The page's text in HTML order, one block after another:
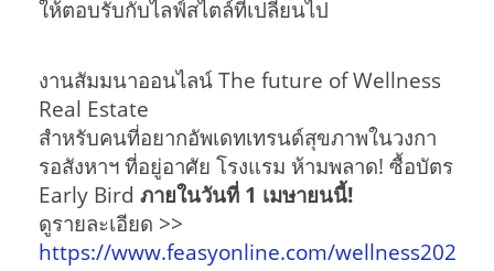
ให้ตอบรับกับไลฟ์สไตล์ที่เปลี่ยนไป
งานสัมมนาออนไลน์ The future of Wellness
Real Estate
สำหรับคนที่อยากอัพเดทเทรนด์สุขภาพในวงกา
รอสังหาฯ ที่อยู่อาศัย โรงแรม ห้ามพลาด! ซื้อบัตร
Early Bird ภายในวันที่ 1 เมษายนนี้!
ดูรายละเอียด >>
https://www.feasyonline.com/wellness2022